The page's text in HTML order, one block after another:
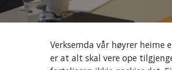
Verksemda vår høyrer
er at alt skal vere ope